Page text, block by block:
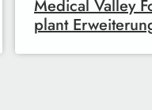
Medical Valley
plant